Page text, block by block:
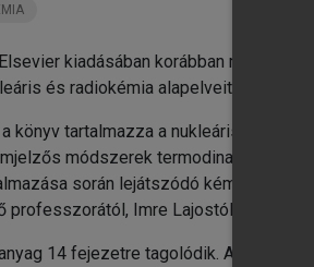
kiadásában korábban
és radiokémia alapelveit és
a könyv tartalmazza a nukleáris és
módszerek termodinamikája
során lejátszódó kémiai
professzorától, Imre Lajostól
14 fejezetre tagolódik. Az 1-6.